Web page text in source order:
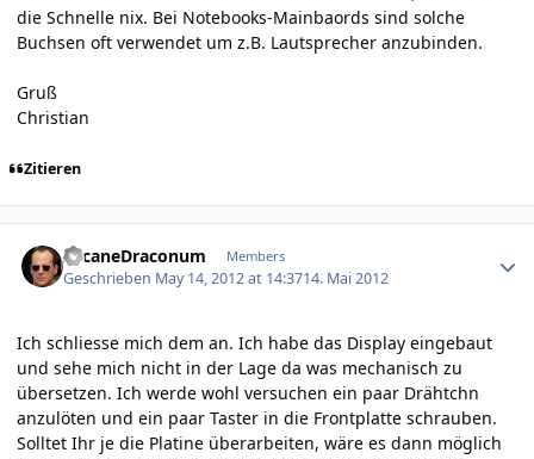
die Schnelle nix. Bei Notebooks-Mainbaords sind solche
Buchsen oft verwendet um z.B. Lautsprecher anzubinden.
Gruß
Christian
Zitieren
ArcaneDraconum Members
Geschrieben May 14, 2012 at 14:3714. Mai 2012
Ich schliesse mich dem an. Ich habe das Display eingebaut
und sehe mich nicht in der Lage da was mechanisch zu
übersetzen. Ich werde wohl versuchen ein paar Drähtchn
anzulöten und ein paar Taster in die Frontplatte schrauben.
Solltet Ihr je die Platine überarbeiten, wäre es dann möglich